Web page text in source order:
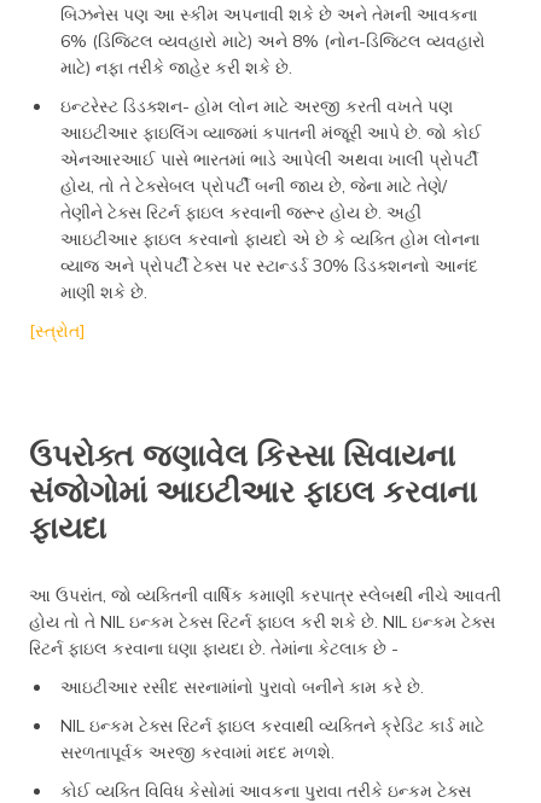
બિઝનેસ પણ આ સ્કીમ અપનાવી શકે છે અને તેમની આવકના
6% (ડિજિટલ વ્યવહારો માટે) અને 8% (નોન-ડિજિટલ વ્યવહારો
માટે) નફા તરીકે જાહેર કરી શકે છે.
ઇન્ટરેસ્ટ ડિડક્શન- હોમ લોન માટે અરજી કરતી વખતે પણ
આઇટીઆર ફાઇલિંગ વ્યાજમાં કપાતની મંજૂરી આપે છે. જો કોઈ
એનઆરઆઈ પાસે ભારતમાં ભાડે આપેલી અથવા ખાલી પ્રોપર્ટી
હોય, તો તે ટેક્સેબલ પ્રોપર્ટી બની જાય છે, જેના માટે તેણે/
તેણીને ટેક્સ રિટર્ન ફાઇલ કરવાની જરૂર હોય છે. અહીં
આઇટીઆર ફાઇલ કરવાનો ફાયદો એ છે કે વ્યક્તિ હોમ લોનના
વ્યાજ અને પ્રોપર્ટી ટેક્સ પર સ્ટાન્ડર્ડ 30% ડિડક્શનનો આનંદ
માણી શકે છે.
[સ્ત્રોત]
ઉપરોક્ત જણાવેલ કિસ્સા સિવાયના
સંજોગોમાં આઇટીઆર ફાઇલ કરવાના
ફાયદા
આ ઉપરાંત, જો વ્યક્તિની વાર્ષિક કમાણી કરપાત્ર સ્લેબથી નીચે આવતી
હોય તો તે NIL ઇન્કમ ટેક્સ રિટર્ન ફાઇલ કરી શકે છે. NIL ઇન્કમ ટેક્સ
રિટર્ન ફાઇલ કરવાના ઘણા ફાયદા છે. તેમાંના કેટલાક છે -
આઇટીઆર રસીદ સરનામાંનો પુરાવો બનીને કામ કરે છે.
NIL ઇન્કમ ટેક્સ રિટર્ન ફાઇલ કરવાથી વ્યક્તિને ક્રેડિટ કાર્ડ માટે
સરળતાપૂર્વક અરજી કરવામાં મદદ મળશે.
કોઈ વ્યક્તિ વિવિધ કેસોમાં આવકના પુરાવા તરીકે ઇન્કમ ટેક્સ